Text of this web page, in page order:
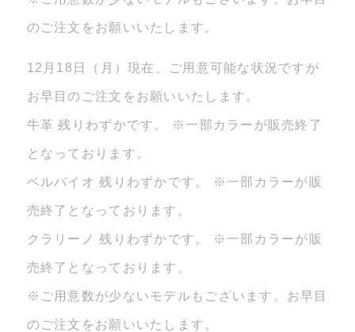
のご注文をお願いいたします。
12月18日（月）現在、ご用意可能な状況ですが
お早目のご注文をお願いいたします。
牛革 残りわずかです。 ※一部カラーが販売終了
となっております。
ベルバイオ 残りわずかです。 ※一部カラーが販
売終了となっております。
クラリーノ 残りわずかです。 ※一部カラーが販
売終了となっております。
※ご用意数が少ないモデルもございます。お早目
のご注文をお願いいたします。